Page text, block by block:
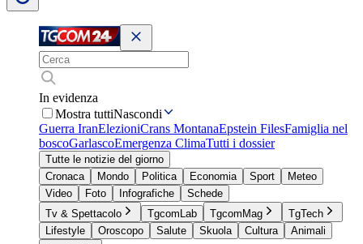
In evidenza
Mostra tuttiNascondi
Guerra IranElezioniCrans MontanaEpstein FilesFamiglia nel
boscoGarlascoEmergenza ClimaTutti i dossier
Tutte le notizie del giorno
Cronaca
Mondo Politica Economia Sport
Meteo
Video
Foto Infografiche
Schede
Tv & Spettacolo
TgcomLab TgcomMag
TgTech
Lifestyle
Oroscopo Salute Skuola Cultura
Animali